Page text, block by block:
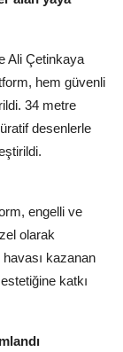
Ali Çetinkaya
hem güvenli
34 metre
desenlerle
engelli ve
olarak
kazanan
katkı